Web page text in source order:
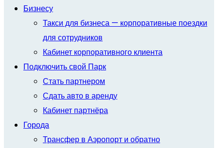
Бизнесу
Такси для бизнеса — корпоративные поездки
для сотрудников
Кабинет корпоративного клиента
Подключить свой Парк
Стать партнером
Сдать авто в аренду
Кабинет партнёра
Города
Трансфер в Аэропорт и обратно